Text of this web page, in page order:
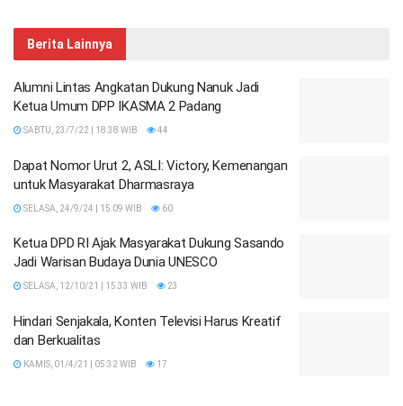
Berita Lainnya
Alumni Lintas Angkatan Dukung Nanuk Jadi
Ketua Umum DPP IKASMA 2 Padang
SABTU, 23/7/22 | 18:38 WIB 44
Dapat Nomor Urut 2, ASLI: Victory, Kemenangan
untuk Masyarakat Dharmasraya
SELASA, 24/9/24 | 15:09 WIB 60
Ketua DPD RI Ajak Masyarakat Dukung Sasando
Jadi Warisan Budaya Dunia UNESCO
SELASA, 12/10/21 | 15:33 WIB 23
Hindari Senjakala, Konten Televisi Harus Kreatif
dan Berkualitas
KAMIS, 01/4/21 | 05:32 WIB 17